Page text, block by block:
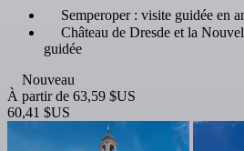
Semperoper : visite guidée en
Château de Dresde et la
guidée
Nouveau
À partir de 63,59 $US
60,41 $US